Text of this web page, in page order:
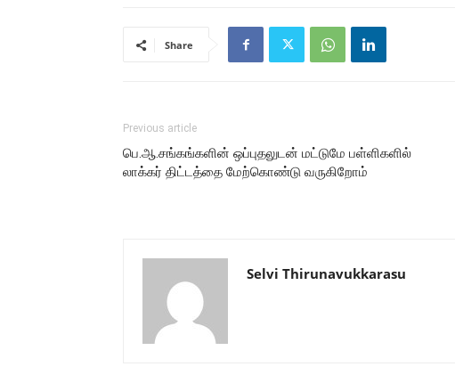
Share
Previous article
பெ.ஆ.சங்கங்களின் ஒப்புதலுடன் மட்டுமே பள்ளிகளில்
லாக்கர் திட்டத்தை மேற்கொண்டு வருகிறோம்
Selvi Thirunavukkarasu